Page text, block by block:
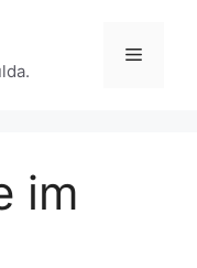
Menü
im